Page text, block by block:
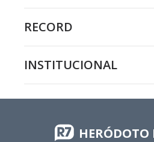
RECORD
INSTITUCIONAL
HERÓDOTO